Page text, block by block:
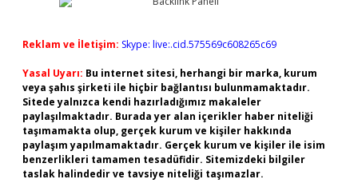
Reklam ve İletişim: Skype: live:.cid.575569c608265c69
Yasal Uyarı: Bu internet sitesi, herhangi bir marka, kurum
veya şahıs şirketi ile hiçbir bağlantısı bulunmamaktadır.
Sitede yalnızca kendi hazırladığımız makaleler
paylaşılmaktadır. Burada yer alan içerikler haber niteliği
taşımamakta olup, gerçek kurum ve kişiler hakkında
paylaşım yapılmamaktadır. Gerçek kurum ve kişiler ile isim
benzerlikleri tamamen tesadüfidir. Sitemizdeki bilgiler
taslak halindedir ve tavsiye niteliği taşımazlar.